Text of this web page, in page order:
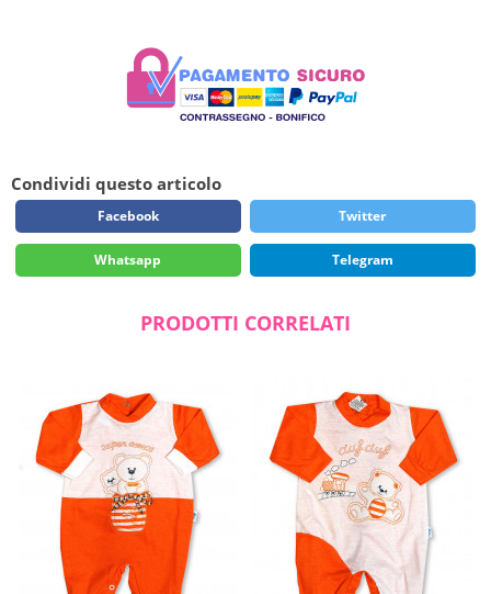
Condividi questo articolo
Facebook Twitter
Whatsapp Telegram
PRODOTTI CORRELATI